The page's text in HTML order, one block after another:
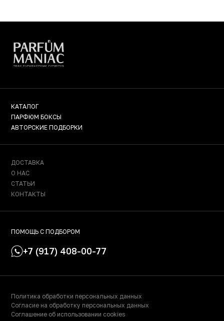
КАТАЛОГ
ПАРФЮМ БОКСЫ
АВТОРСКИЕ ПОДБОРКИ
ДОСТАВКА
О НАС
СТАТЬИ
КОНТАКТЫ
ПОМОЩЬ С ПОДБОРОМ
+7 (917) 408-00-77
Политика обработки персональных данных
Согласие на обработку персональных данных
Соглашение об использовании cookies